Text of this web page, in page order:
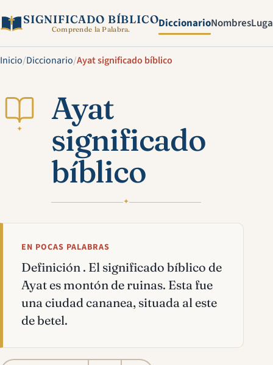
SIGNIFICADO BÍBLICO
Comprende la Palabra. DiccionarioNombres
Inicio/Diccionario/Ayat significado bíblico
✦
Ayat
significado
bíblico
✦
EN POCAS PALABRAS
Definición . El significado bíblico de
Ayat es montón de ruinas. Esta fue
una ciudad cananea, situada al este
de betel.